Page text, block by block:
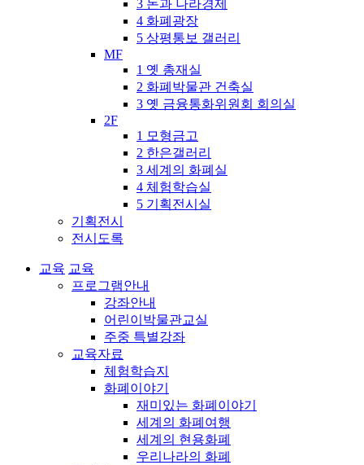
3 돈과 나라경제
4 화폐광장
5 상평통보 갤러리
MF
1 옛 총재실
2 화폐박물관 건축실
3 옛 금융통화위원회 회의실
2F
1 모형금고
2 한은갤러리
3 세계의 화폐실
4 체험학습실
5 기획전시실
기획전시
전시도록
교육 교육
프로그램안내
강좌안내
어린이박물관교실
주중 특별강좌
교육자료
체험학습지
화폐이야기
재미있는 화폐이야기
세계의 화폐여행
세계의 현용화폐
우리나라의 화폐